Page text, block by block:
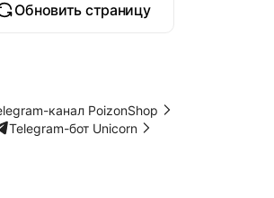
Обновить страницу
канал PoizonShop
Telegram-бот Unicorn